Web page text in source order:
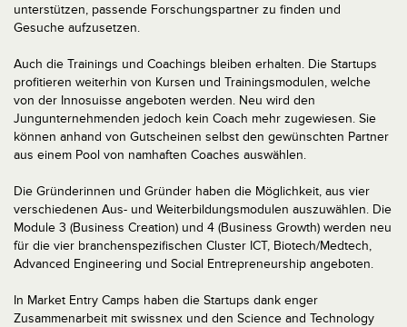
unterstützen, passende Forschungspartner zu finden und
Gesuche aufzusetzen.
Auch die Trainings und Coachings bleiben erhalten. Die Startups
profitieren weiterhin von Kursen und Trainingsmodulen, welche
von der Innosuisse angeboten werden. Neu wird den
Jungunternehmenden jedoch kein Coach mehr zugewiesen. Sie
können anhand von Gutscheinen selbst den gewünschten Partner
aus einem Pool von namhaften Coaches auswählen.
Die Gründerinnen und Gründer haben die Möglichkeit, aus vier
verschiedenen Aus- und Weiterbildungsmodulen auszuwählen. Die
Module 3 (Business Creation) und 4 (Business Growth) werden neu
für die vier branchenspezifischen Cluster ICT, Biotech/Medtech,
Advanced Engineering und Social Entrepreneurship angeboten.
In Market Entry Camps haben die Startups dank enger
Zusammenarbeit mit swissnex und den Science and Technology